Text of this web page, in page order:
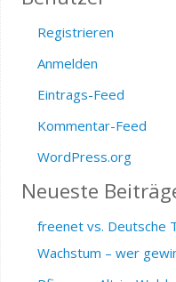
Registrieren
Anmelden
Eintrags-Feed
Kommentar-Feed
WordPress.org
Neueste
freenet vs. Deutsche
Wachstum – wer